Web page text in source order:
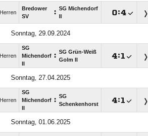
Herren
Bredower
SV
: SG Michendorf
:
Sonntag, 29.09.2024
Herren
SG
Michendorf : SG Grün-Weiß
Golm II
:
Sonntag, 27.04.2025
Herren
SG
Michendorf : SG
Schenkenhorst
:
Sonntag, 01.06.2025